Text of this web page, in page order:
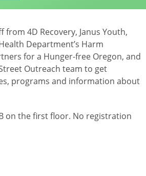
from 4D Recovery, Janus Youth,
Department’s Harm
for a Hunger-free Oregon, and
Outreach team to get
programs and information about
on the first floor. No registration